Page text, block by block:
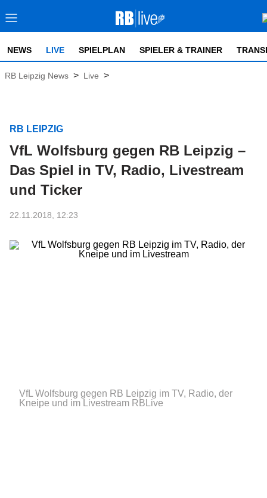
NEWS LIVE SPIELPLAN SPIELER & TRAINER
RB Leipzig News > Live >
RB LEIPZIG
VfL Wolfsburg gegen RB Leipzig –
Das Spiel in TV, Radio, Livestream
und Ticker
22.11.2018, 12:23
VfL Wolfsburg gegen RB Leipzig im TV, Radio, der
Kneipe und im Livestream RBLive